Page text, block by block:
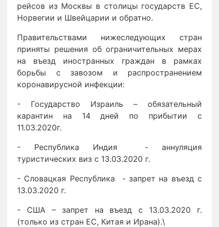
рейсов из Москвы в столицы государств ЕС,
Норвегии и Швейцарии и обратно.
Правительствами нижеследующих стран
приняты решения об ограничительных мерах
на въезд иностранных граждан в рамках
борьбы с завозом и распространением
коронавирусной инфекции:
- Государство Израиль – обязательный
карантин на 14 дней по прибытии с
11.03.2020г.
- Республика Индия - аннуляция
туристических виз с 13.03.2020 г.
- Словацкая Республика - запрет на въезд с
13.03.2020 г.
- США – запрет на въезд с 13.03.2020 г.
(только из стран ЕС, Китая и Ирана).\